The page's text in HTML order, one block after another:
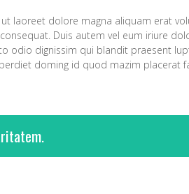
laoreet dolore magna aliquam erat
Duis autem vel eum iriure
odio dignissim qui blandit praesent
doming id quod mazim placerat